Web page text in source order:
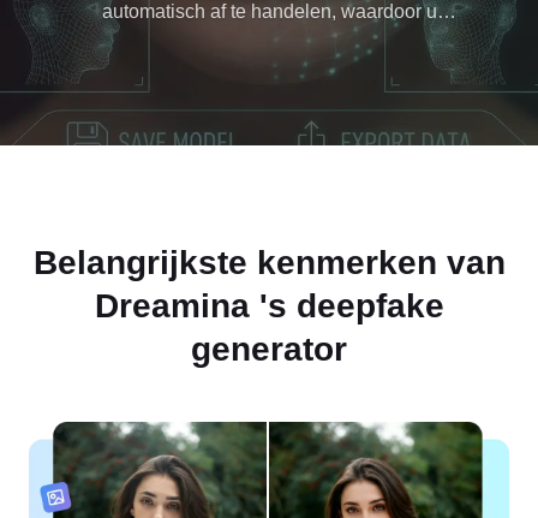
automatisch af te handelen, waardoor u
professional-quality resultaten krijgt zonder gedoe.
Begin vandaag nog en maak gratis deepfakes in
Belangrijkste kenmerken van
Dreamina 's deepfake
generator